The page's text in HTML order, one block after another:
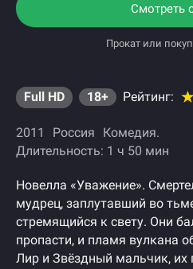
Смотреть
Прокат или
Full HD 18+ Рейтинг:
2011 Россия
Комедия
Длительность: 1 ч 50 мин
Новелла «Уважение».
мудрец, заплутавший во
стремящийся к свету. Они
пропасти, и пламя вулкана
Лир и Звёздный мальчик, их